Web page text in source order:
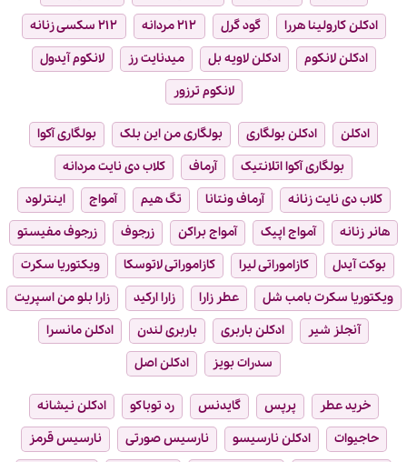
ادکلن کارولینا هررا
گود گرل ۲۱۲ مردانه
۲۱۲ سکسی زنانه
ادکلن لانکوم
ادکلن لاویه بل میدنایت رز
لانکوم آیدول
لانکوم ترزور
ادکلن ادکلن بولگاری بولگاری من این بلک
بولگاری آکوا
بولگاری آکوا اتلانتیک
آرماف
کلاب دی نایت مردانه
کلاب دی نایت زنانه
آرماف ونتانا تگ هیم آمواج
اینترلود
هانر زنانه
آمواج اپیک آمواج براکن زرجوف
زرجوف مفیستو
بوکت آیدل
کازاموراتی لیرا کازاموراتی لاتوسکا
ویکتوریا سکرت
ویکتوریا سکرت بامب شل
عطر زارا زارا ارکید
زارا بلو من اسپریت
آنجلز شیر
ادکلن باربری باربری لندن
ادکلن مانسرا
سدرات بویز
ادکلن اصل
خرید عطر پرپس گایدنس رد توباکو
ادکلن نیشانه
حاجیوات
ادکلن نارسیسو نارسیس صورتی
نارسیس قرمز